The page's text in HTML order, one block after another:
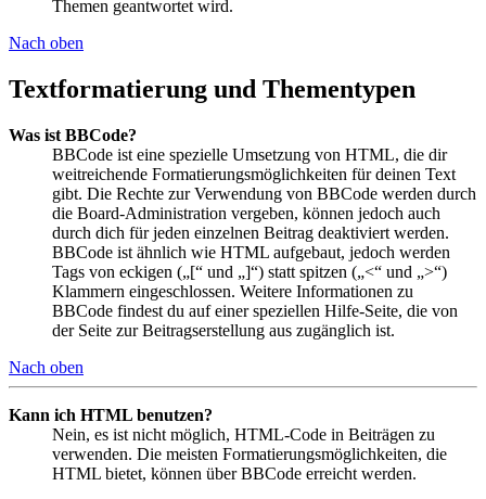
Themen geantwortet wird.
Nach oben
Textformatierung und Thementypen
Was ist BBCode?
BBCode ist eine spezielle Umsetzung von HTML, die dir
weitreichende Formatierungsmöglichkeiten für deinen Text
gibt. Die Rechte zur Verwendung von BBCode werden durch
die Board-Administration vergeben, können jedoch auch
durch dich für jeden einzelnen Beitrag deaktiviert werden.
BBCode ist ähnlich wie HTML aufgebaut, jedoch werden
Tags von eckigen („[“ und „]“) statt spitzen („<“ und „>“)
Klammern eingeschlossen. Weitere Informationen zu
BBCode findest du auf einer speziellen Hilfe-Seite, die von
der Seite zur Beitragserstellung aus zugänglich ist.
Nach oben
Kann ich HTML benutzen?
Nein, es ist nicht möglich, HTML-Code in Beiträgen zu
verwenden. Die meisten Formatierungsmöglichkeiten, die
HTML bietet, können über BBCode erreicht werden.